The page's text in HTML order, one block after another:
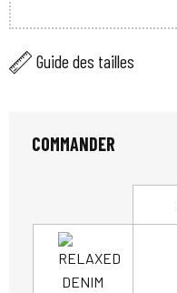
Guide des tailles
COMMANDER